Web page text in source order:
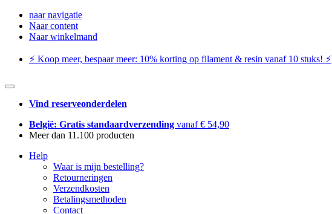
naar navigatie
Naar content
Naar winkelmand
⚡️ Koop meer, bespaar meer: ​​10% korting op filament & resin vanaf 10 stuks! ⚡️
Vind reserveonderdelen
België: Gratis standaardverzending vanaf € 54,90
Meer dan 11.100 producten
Help
Waar is mijn bestelling?
Retourneringen
Verzendkosten
Betalingsmethoden
Contact